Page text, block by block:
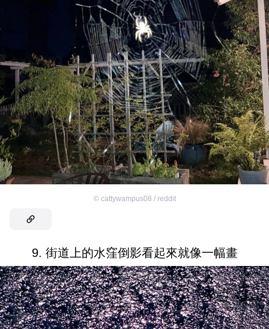
© cattywampus08 / reddit
9. 街道上的水窪倒影看起來就像一幅畫